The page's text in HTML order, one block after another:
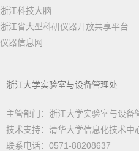
浙江科技大脑
浙江省大型科研仪器开放共享平台
仪器信息网
浙江大学实验室与设备管理处
主管部门：浙江大学实验室与设备
技术支持：清华大学信息化技术中
联系电话：0571-88208637